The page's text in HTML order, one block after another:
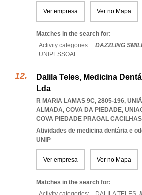
Ver empresa Ver no Mapa
Matches in the search for:
Activity categories: ...DAZZLING
UNIPESSOAL...
Dalila Teles, Medicina
Lda
R MARIA LAMAS 9C, 2805-196,
ALMADA, COVA DA PIEDADE,
COVA PIEDADE PRAGAL CACILHAS
Atividades de medicina dentária e
UNIP
Ver empresa Ver no Mapa
Matches in the search for: